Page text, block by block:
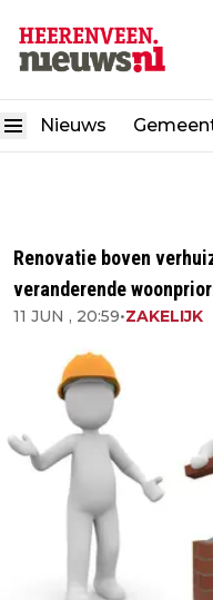
Nieuws
Renovatie boven
veranderende
11 JUN , 20:59•ZAKELIJK